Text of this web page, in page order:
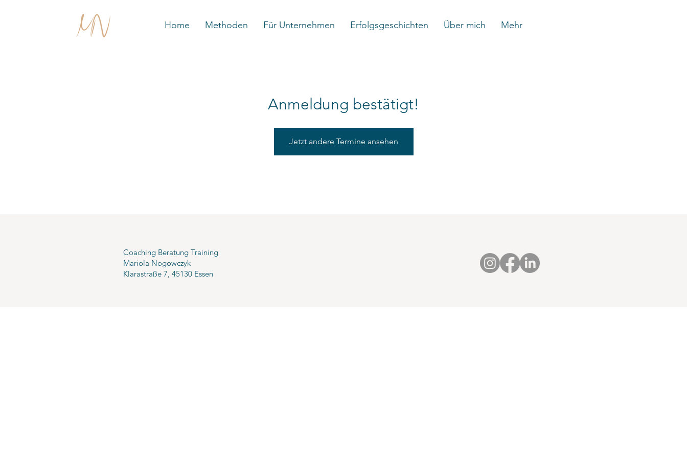
Home Methoden Für Unternehmen Erfolgsgeschichten Über mich Mehr
Anmeldung bestätigt!
Jetzt andere Termine ansehen
Coaching Beratung Training
Mariola Nogowczyk
Klarastraße 7, 45130 Essen